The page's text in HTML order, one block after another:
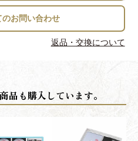
返品・交換について